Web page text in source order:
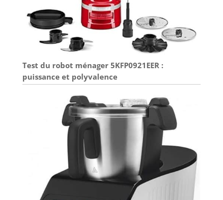
Test du robot ménager 5KFP0921EER :
puissance et polyvalence